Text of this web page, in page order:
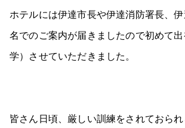
ホテルには伊達市長や伊達消防署長、
名でのご案内が届きましたので初めて
学）させていただきました。
皆さん日頃、厳しい訓練をされておら